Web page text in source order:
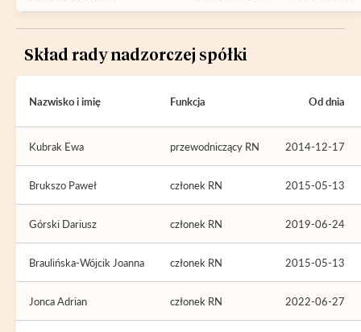
Skład rady nadzorczej spółki
Nazwisko i imię Funkcja Od dnia
Kubrak Ewa przewodniczący RN 2014-12-17
Brukszo Paweł członek RN 2015-05-13
Górski Dariusz członek RN 2019-06-24
Braulińska-Wójcik Joanna członek RN 2015-05-13
Jonca Adrian członek RN 2022-06-27